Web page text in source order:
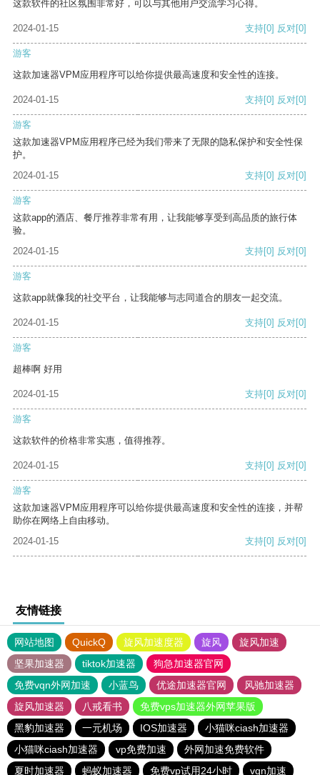
这款软件的社区氛围非常好，可以与其他用户交流学习心得。
2024-01-15 支持[0] 反对[0]
游客
这款加速器VPM应用程序可以给你提供最高速度和安全性的连接。
2024-01-15 支持[0] 反对[0]
游客
这款加速器VPM应用程序已经为我们带来了无限的隐私保护和安全性保
护。
2024-01-15
支持[0] 反对[0]
游客
这款app的酒店、餐厅推荐非常有用，让我能够享受到高品质的旅行体
验。
2024-01-15
支持[0] 反对[0]
游客
这款app就像我的社交平台，让我能够与志同道合的朋友一起交流。
2024-01-15 支持[0] 反对[0]
游客
超棒啊 好用
2024-01-15 支持[0] 反对[0]
游客
这款软件的价格非常实惠，值得推荐。
2024-01-15 支持[0] 反对[0]
游客
这款加速器VPM应用程序可以给你提供最高速度和安全性的连接，并帮
助你在网络上自由移动。
2024-01-15
支持[0] 反对[0]
友情链接
网站地图 QuickQ 旋风加速度器 旋风
旋风加速
坚果加速器
tiktok加速器
狗急加速器官网
免费vqn外网加速
小蓝鸟 优途加速器官网
风驰加速器
旋风加速器
八戒看书
免费vps加速器外网苹果版
黑豹加速器
一元机场 IOS加速器
小猫咪ciash加速器
小猫咪ciash加速器
vp免费加速
外网加速免费软件
夏时加速器
蚂蚁加速器 免费vp试用24小时 vqn加速